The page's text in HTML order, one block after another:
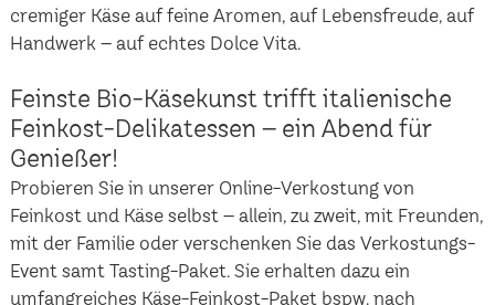
cremiger Käse auf feine Aromen, auf Lebensfreude, auf
Handwerk – auf echtes Dolce Vita.
Feinste Bio-Käsekunst trifft italienische
Feinkost-Delikatessen – ein Abend für
Genießer!
Probieren Sie in unserer Online-Verkostung von
Feinkost und Käse selbst – allein, zu zweit, mit Freunden,
mit der Familie oder verschenken Sie das Verkostungs-
Event samt Tasting-Paket. Sie erhalten dazu ein
umfangreiches Käse-Feinkost-Paket bspw. nach